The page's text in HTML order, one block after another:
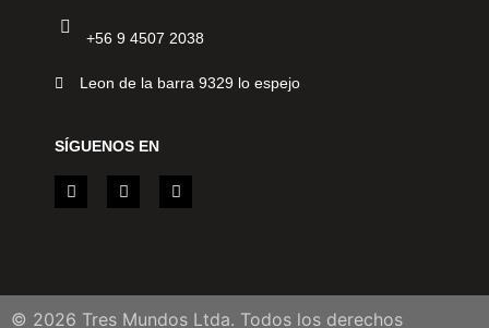
+56 9 4507 2038
Leon de la barra 9329 lo espejo
SÍGUENOS EN
© 2026 Tres Mundos Ltda. Todos los derechos